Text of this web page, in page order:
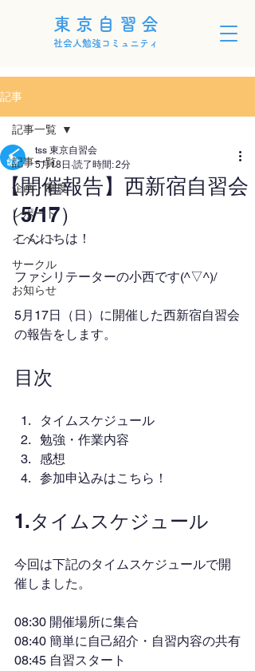
東京自習会
社会人勉強コミュニティ
記事
記事一覧
企画・制度
レポート
イベント
サークル
お知らせ
記事一覧
【開催報告】西新宿自習会
（5/17）
tss 東京自習会
5月18日 読了時間: 2分
こんにちは！
ファシリテーターの小西です(^▽^)/
5月17日（日）に開催した西新宿自習会
の報告をします。
目次
タイムスケジュール
勉強・作業内容
感想
参加申込みはこちら！
1.タイムスケジュール
今回は下記のタイムスケジュールで開
催しました。
08:30 開催場所に集合
08:40 簡単に自己紹介・自習内容の共有
08:45 自習スタート